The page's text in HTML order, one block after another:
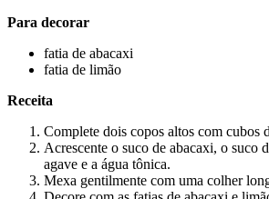
Para decorar
fatia de abacaxi
fatia de limão
Receita
Complete dois copos altos com cubos
Acrescente o suco de abacaxi, o suco
agave e a água tônica.
Mexa gentilmente com uma colher